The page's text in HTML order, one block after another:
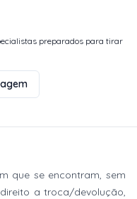
preparados para tirar
que se encontram, sem
a troca/devolução,